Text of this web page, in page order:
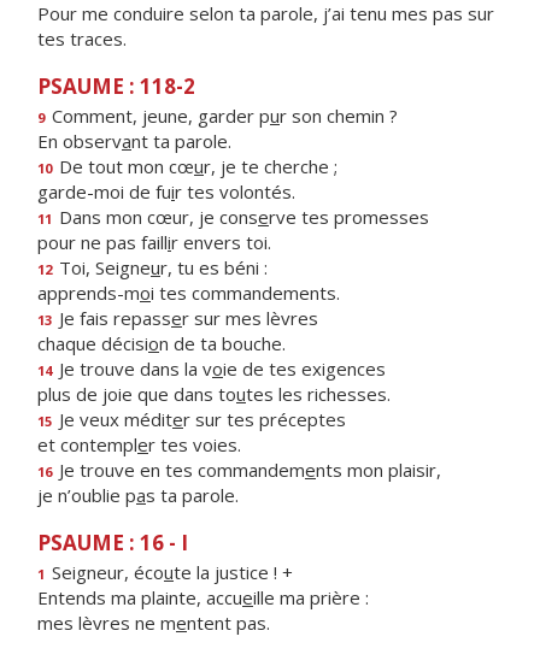
Pour me conduire selon ta parole, j’ai tenu mes pas sur
tes traces.
PSAUME : 118-2
9 Comment, jeune, garder pur son chemin ?
En observant ta parole.
10 De tout mon cœur, je te cherche ;
garde-moi de fuir tes volontés.
11 Dans mon cœur, je conserve tes promesses
pour ne pas faillir envers toi.
12 Toi, Seigneur, tu es béni :
apprends-moi tes commandements.
13 Je fais repasser sur mes lèvres
chaque décision de ta bouche.
14 Je trouve dans la voie de tes exigences
plus de joie que dans toutes les richesses.
15 Je veux méditer sur tes préceptes
et contempler tes voies.
16 Je trouve en tes commandements mon plaisir,
je n’oublie pas ta parole.
PSAUME : 16 - I
1 Seigneur, écoute la justice ! +
Entends ma plainte, accueille ma prière :
mes lèvres ne mentent pas.